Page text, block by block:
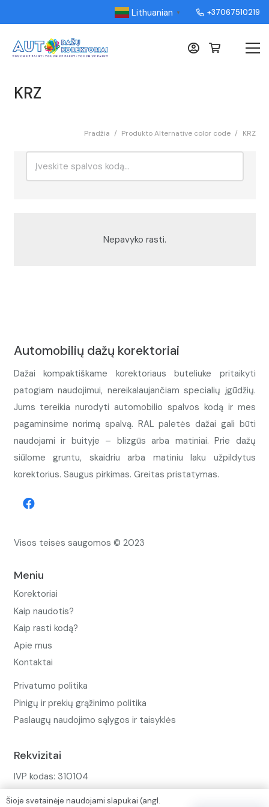
Lithuanian ▼ +37067510219
KRZ
Pradžia / Produkto Alternative color code / KRZ
Nepavyko rasti.
Automobilių dažų korektoriai
Dažai kompaktiškame korektoriaus buteliuke pritaikyti
patogiam naudojimui, nereikalaujančiam specialių įgūdžių.
Jums tereikia nurodyti automobilio spalvos kodą ir mes
pagaminsime norimą spalvą. RAL paletės dažai gali būti
naudojami ir buityje – blizgūs arba matiniai. Prie dažų
siūlome gruntu, skaidriu arba matiniu laku užpildytus
korektorius. Saugus pirkimas. Greitas pristatymas.
Visos teisės saugomos © 2023
Meniu
Korektoriai
Kaip naudotis?
Kaip rasti kodą?
Apie mus
Kontaktai
Privatumo politika
Pinigų ir prekių grąžinimo politika
Paslaugų naudojimo sąlygos ir taisyklės
Rekvizitai
IVP kodas: 310104
Šioje svetainėje naudojami slapukai (angl.